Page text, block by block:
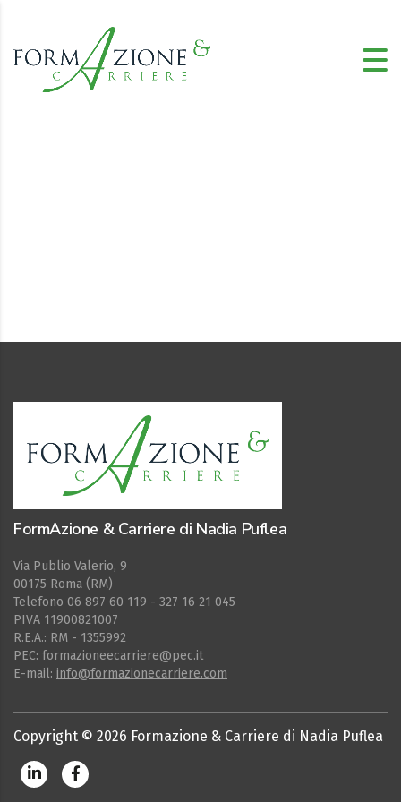
FormAzione & Carriere di Nadia Puflea
Via Publio Valerio, 9
00175 Roma (RM)
Telefono 06 897 60 119 - 327 16 21 045
PIVA 11900821007
R.E.A.: RM - 1355992
PEC: formazioneecarriere@pec.it
E-mail: info@formazionecarriere.com
Copyright © 2026 Formazione & Carriere di Nadia Puflea